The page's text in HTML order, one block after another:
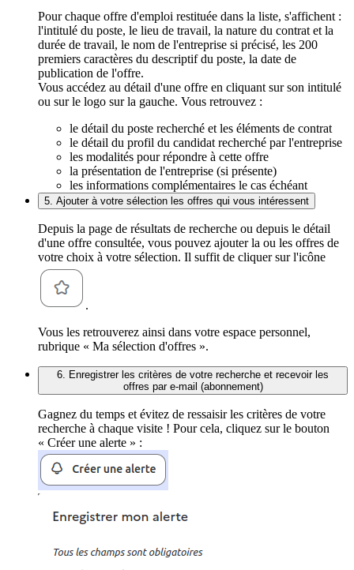
Pour chaque offre d'emploi restituée dans la liste, s'affichent :
l'intitulé du poste, le lieu de travail, la nature du contrat et la
durée de travail, le nom de l'entreprise si précisé, les 200
premiers caractères du descriptif du poste, la date de
publication de l'offre.
Vous accédez au détail d'une offre en cliquant sur son intitulé
ou sur le logo sur la gauche. Vous retrouvez :
le détail du poste recherché et les éléments de contrat
le détail du profil du candidat recherché par l'entreprise
les modalités pour répondre à cette offre
la présentation de l'entreprise (si présente)
les informations complémentaires le cas échéant
5. Ajouter à votre sélection les offres qui vous intéressent
Depuis la page de résultats de recherche ou depuis le détail
d'une offre consultée, vous pouvez ajouter la ou les offres de
votre choix à votre sélection. Il suffit de cliquer sur l'icône
.
Vous les retrouverez ainsi dans votre espace personnel,
rubrique « Ma sélection d'offres ».
6. Enregistrer les critères de votre recherche et recevoir les
offres par e-mail (abonnement)
Gagnez du temps et évitez de ressaisir les critères de votre
recherche à chaque visite ! Pour cela, cliquez sur le bouton
« Créer une alerte » :